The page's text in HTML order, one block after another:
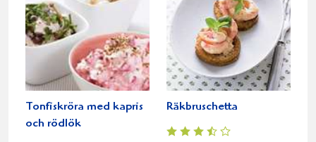
Tonfiskröra med kapris
och rödlök
Räkbruschetta